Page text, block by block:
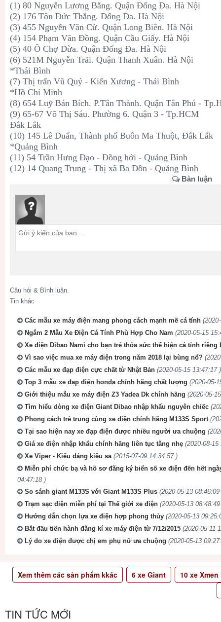
(1) 80 Nguyễn Lương Bằng. Quận Đống Đa. Hà Nội
(2) 176 Tôn Đức Thắng. Đống Đa. Hà Nội
(3) 455 Nguyễn Văn Cừ. Quận Long Biên. Hà Nội
(4) 154 Phạm Văn Đồng. Quận Cầu Giấy. Hà Nội
(5) 40 Ô Chợ Dừa. Quận Đống Đa. Hà Nội
(6) 521M Nguyễn Trãi. Quận Thanh Xuân. Hà Nội
*Thái Bình
(7) Thị trấn Vũ Quý - Kiến Xương - Thái Bình
*Hồ Chí Minh
(8) 654 Luỹ Bán Bích. P.Tân Thành. Quận Tân Phú -
(9) 65-67 Võ Thị Sáu. Phường 6. Quận 3 - Tp.HCM
Đắk Lắk
(10) 145 Lê Duẩn, Thành phố Buôn Ma Thuột, Đắk Lắk
*Quảng Bình
(11) 54 Trần Hưng Đạo - Đồng hới - Quảng Bình
(12) 14 Quang Trung - Thị xã Ba Đồn - Quảng Bình
Bàn luận
Câu hỏi & Bình luận.
Tin khác
Các mẫu xe máy điện mang phong cách mạnh mẽ cá tính
Ngắm 2 Mẫu Xe Điện Cá Tính Phù Hợp Cho Nam (2020-05-15
Xe điện Dibao Nami cho bạn trẻ thỏa sức thể hiện cá tính riêng
Vì sao việc mua xe máy điện trong năm 2018 lại bùng nổ?
Các mẫu xe đạp điện cực chất từ Nhật Bản (2020-05-15 13:47:17 )
Top 3 mẫu xe đạp điện honda chính hãng chất lượng (2020-05-
Giới thiệu mẫu xe máy điện Z3 Yadea Dk chính hãng (2020-05-
Tìm hiểu dòng xe điện Giant Dibao nhập khẩu nguyên chiếc
Phong cách trẻ trung cùng xe điện chính hãng M133S Sport
Tại sao hiện nay xe đạp điện được nhiều người ưa chuộng
Giá xe điện nhập khẩu chính hãng liên tục tăng nhẹ (2020-08-15
Xe Viper - Kiểu dáng kiêu sa (2015-07-09 14:34:57 )
Miễn phí chức bạ và hồ sơ đăng ký biển số xe điện đến hết
04:47:18 )
So sánh giant M133S với Giant M133S Plus (2020-05-13 08:46:09
Trạm sạc điện miễn phí tại Thế giới xe điện (2020-05-13
Hướng dẫn chọn lựa xe điện hợp phong thủy (2020-05-13
Bắt đầu tiến hành đăng kí xe máy điện từ 7/12/2015 (2020-05-11
Lý do xe điện được chị em phụ nữ ưa chuộng (2020-05-13
Xem thêm các sản phẩm kkác 6xe Giant 10xe Xmen
TIN TỨC MỚI